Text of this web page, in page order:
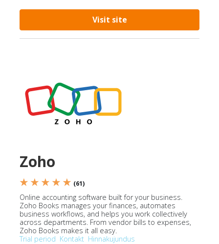
Visit site
Zoho
★ ★ ★ ★ ★ (61)
Online accounting software built for your business.
Zoho Books manages your finances, automates
business workflows, and helps you work collectively
across departments. From vendor bills to expenses,
Zoho Books makes it all easy.
Trial period Kontakt Hinnakujundus